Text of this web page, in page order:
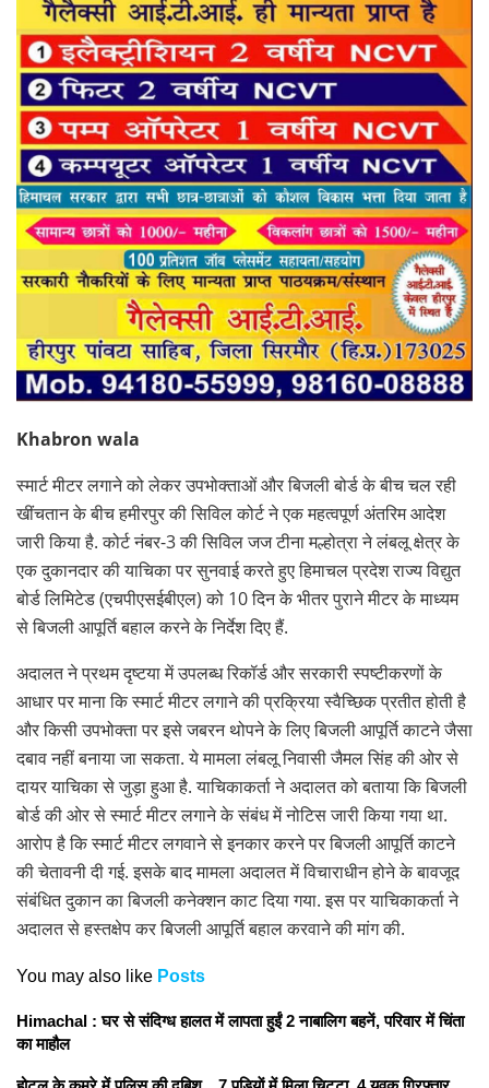
Khabron wala
स्मार्ट मीटर लगाने को लेकर उपभोक्ताओं और बिजली बोर्ड के बीच चल रही
खींचतान के बीच हमीरपुर की सिविल कोर्ट ने एक महत्वपूर्ण अंतरिम आदेश
जारी किया है. कोर्ट नंबर-3 की सिविल जज टीना मल्होत्रा ने लंबलू क्षेत्र के
एक दुकानदार की याचिका पर सुनवाई करते हुए हिमाचल प्रदेश राज्य विद्युत
बोर्ड लिमिटेड (एचपीएसईबीएल) को 10 दिन के भीतर पुराने मीटर के माध्यम
से बिजली आपूर्ति बहाल करने के निर्देश दिए हैं.
अदालत ने प्रथम दृष्टया में उपलब्ध रिकॉर्ड और सरकारी स्पष्टीकरणों के
आधार पर माना कि स्मार्ट मीटर लगाने की प्रक्रिया स्वैच्छिक प्रतीत होती है
और किसी उपभोक्ता पर इसे जबरन थोपने के लिए बिजली आपूर्ति काटने जैसा
दबाव नहीं बनाया जा सकता. ये मामला लंबलू निवासी जैमल सिंह की ओर से
दायर याचिका से जुड़ा हुआ है. याचिकाकर्ता ने अदालत को बताया कि बिजली
बोर्ड की ओर से स्मार्ट मीटर लगाने के संबंध में नोटिस जारी किया गया था.
आरोप है कि स्मार्ट मीटर लगवाने से इनकार करने पर बिजली आपूर्ति काटने
की चेतावनी दी गई. इसके बाद मामला अदालत में विचाराधीन होने के बावजूद
संबंधित दुकान का बिजली कनेक्शन काट दिया गया. इस पर याचिकाकर्ता ने
अदालत से हस्तक्षेप कर बिजली आपूर्ति बहाल करवाने की मांग की.
You may also like Posts
Himachal : घर से संदिग्ध हालत में लापता हुईं 2 नाबालिग बहनें, परिवार में चिंता
का माहौल